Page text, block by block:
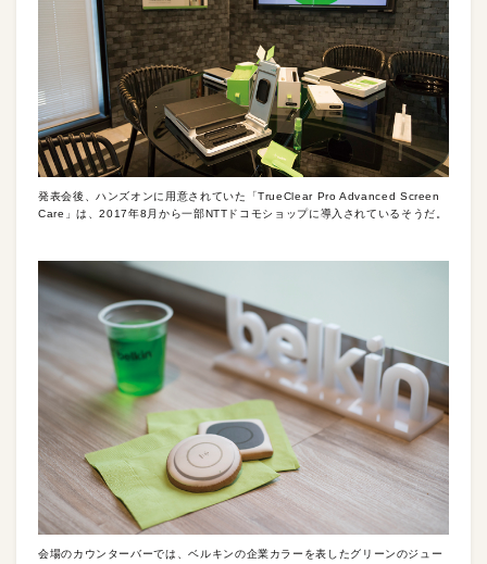
発表会後、ハンズオンに用意されていた「TrueClear Pro Advanced Screen
Care」は、2017年8月から一部NTTドコモショップに導入されているそうだ。
会場のカウンターバーでは、ベルキンの企業カラーを表したグリーンのジュー